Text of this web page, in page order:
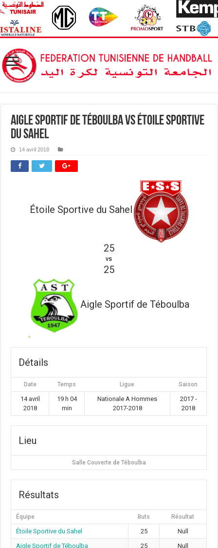
Aigle sportif de Téboulba vs Étoile Sportive
du Sahel
14 avril 2018
Étoile Sportive du Sahel
25
vs
25
Aigle Sportif de Téboulba
Détails
Date Temps Ligue Saison
14 avril
2018
19 h 04
min
Nationale A Hommes
2017-2018
2017 -
2018
Lieu
Salle Couverte de Téboulba
Résultats
Équipe Buts Résultat
Étoile Sportive du Sahel 25
Null
Aigle Sportif de Téboulba
25 Null